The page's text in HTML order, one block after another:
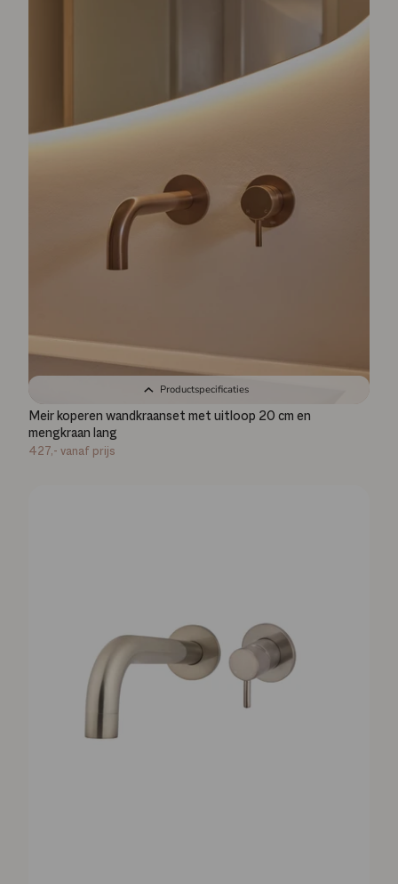
Productspecificaties
Meir koperen wandkraanset met uitloop 20 cm en
mengkraan lang
427,- vanaf prijs